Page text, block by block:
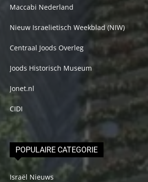
Maccabi Nederland
Nieuw Israelietisch Weekblad (NIW)
Centraal Joods Overleg
Joods Historisch Museum
Jonet.nl
CIDI
POPULAIRE CATEGORIE
Israël Nieuws